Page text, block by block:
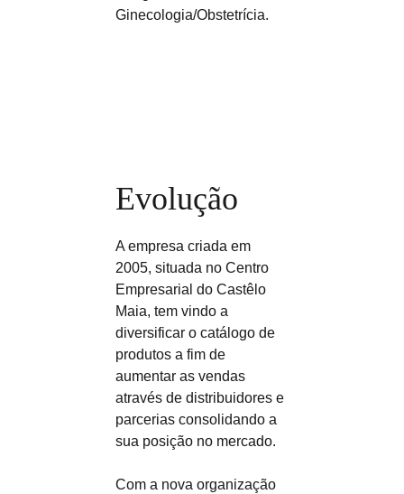
Ginecologia/Obstetrícia.
Evolução
A empresa criada em
2005, situada no Centro
Empresarial do Castêlo
Maia, tem vindo a
diversificar o catálogo de
produtos a fim de
aumentar as vendas
através de distribuidores e
parcerias consolidando a
sua posição no mercado.
Com a nova organização